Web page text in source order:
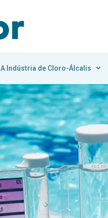
A Indústria de Cloro-Álcalis